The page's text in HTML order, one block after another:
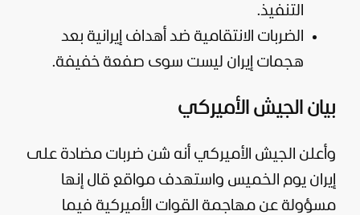
التنفيذ.
الضربات الانتقامية ضد أهداف إيرانية بعد
هجمات إيران ليست سوى صفعة خفيفة.
بيان الجيش الأميركي
وأعلن الجيش الأميركي أنه شن ضربات مضادة على
إيران يوم الخميس واستهدف مواقع قال إنها
مسؤولة عن مهاجمة القوات الأميركية فيما